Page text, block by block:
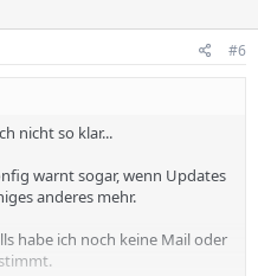
#6
nicht so klar...
warnt sogar, wenn Updates
anderes mehr.
habe ich noch keine Mail oder